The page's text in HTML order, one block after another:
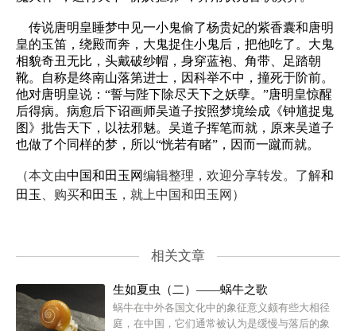
传说唐明皇睡梦中见一小鬼偷了杨贵妃的紫香囊和唐明
皇的玉笛，绕殿而奔，大鬼捉住小鬼后，把他吃了。大鬼
相貌奇丑无比，头戴破纱帽，身穿蓝袍、角带、足踏朝
靴。自称是终南山落第进士，因科举不中，撞死于阶前。
他对唐明皇说：“誓与陛下除尽天下之妖孽。”唐明皇惊醒
后得病。病愈后下诏画师吴道子按照梦境绘成《钟馗捉鬼
图》批告天下，以祛邪魅。吴道子挥笔而就，原来吴道子
也做了个同样的梦，所以“恍若有睹”，因而一蹴而就。
（本文由中国和田玉网编辑整理，欢迎分享转发。了解和
田玉
、购买和田玉 ，就上中国和田玉网）
相关文章
生如夏虫（二）——蜗牛之歌
蜗牛在中外各国文化中的象征意义颇有些大相径
庭，在中国，它们通常被认为是缓慢与落后的象